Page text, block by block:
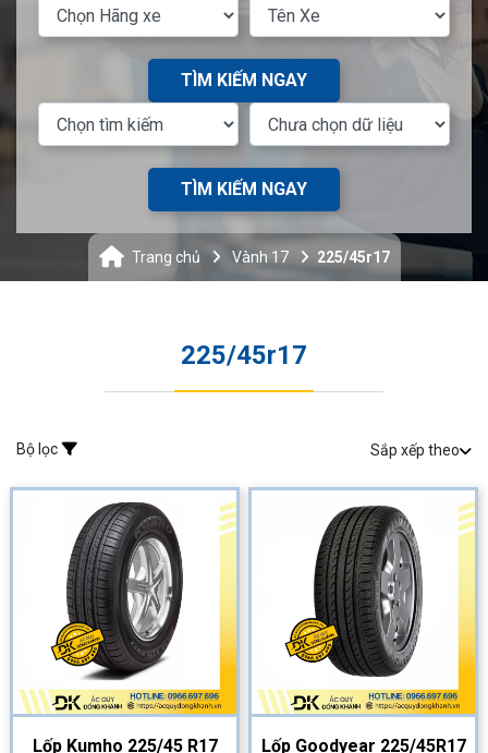
TÌM KIẾM NGAY
TÌM KIẾM NGAY
Trang chủ Vành 17 225/45r17
225/45r17
Bộ lọc Sắp xếp theo
Lốp Kumho 225/45 R17
Lốp Goodyear 225/45R17